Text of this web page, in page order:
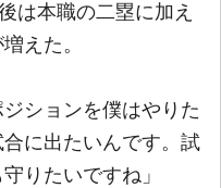
は本職の二塁に加え
えた。
ションを僕はやりた
に出たいんです。試
りたいですね」